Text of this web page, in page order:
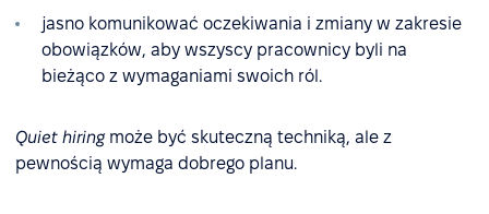
jasno komunikować oczekiwania i zmiany w zakresie
obowiązków, aby wszyscy pracownicy byli na
bieżąco z wymaganiami swoich ról.
Quiet hiringmoże być skuteczną techniką, ale z
pewnością wymaga dobrego planu.